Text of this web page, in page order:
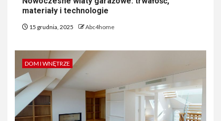
materiały i technologie
15 grudnia, 2025 Abc4home
DOM I WNĘTRZE